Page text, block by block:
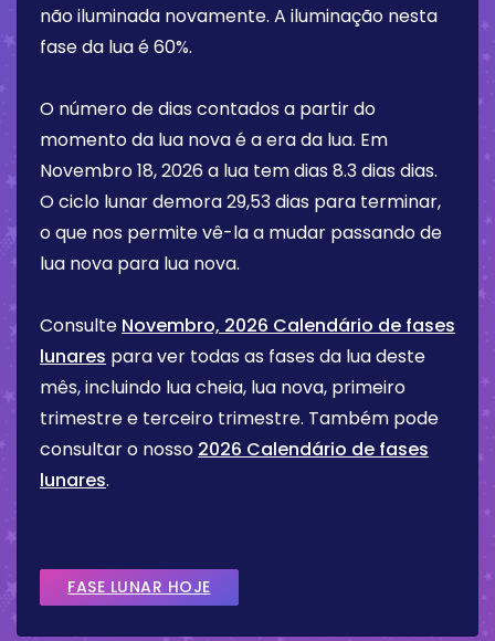
não iluminada novamente. A iluminação nesta
fase da lua é60%.
O número de dias contados a partir do
momento da lua nova é a era da lua. Em
Novembro 18, 2026 a lua tem dias 8.3 dias dias.
O ciclo lunar demora 29,53 dias para terminar,
o que nos permite vê-la a mudar passando de
lua nova para lua nova.
Consulte Novembro, 2026 Calendário de fases
lunares para ver todas as fases da lua deste
mês, incluindo lua cheia, lua nova, primeiro
trimestre e terceiro trimestre. Também pode
consultar o nosso 2026 Calendário de fases
lunares.
FASE LUNAR HOJE